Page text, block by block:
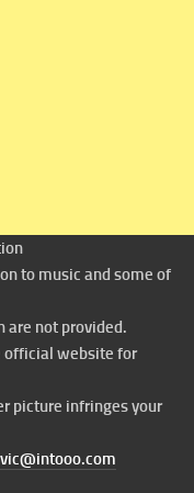
to music and some of
are not provided.
official website for
picture infringes your